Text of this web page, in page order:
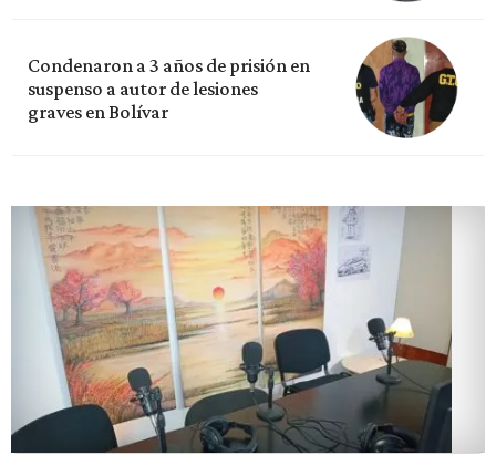
Condenaron a 3 años de prisión en
suspenso a autor de lesiones
graves en Bolívar